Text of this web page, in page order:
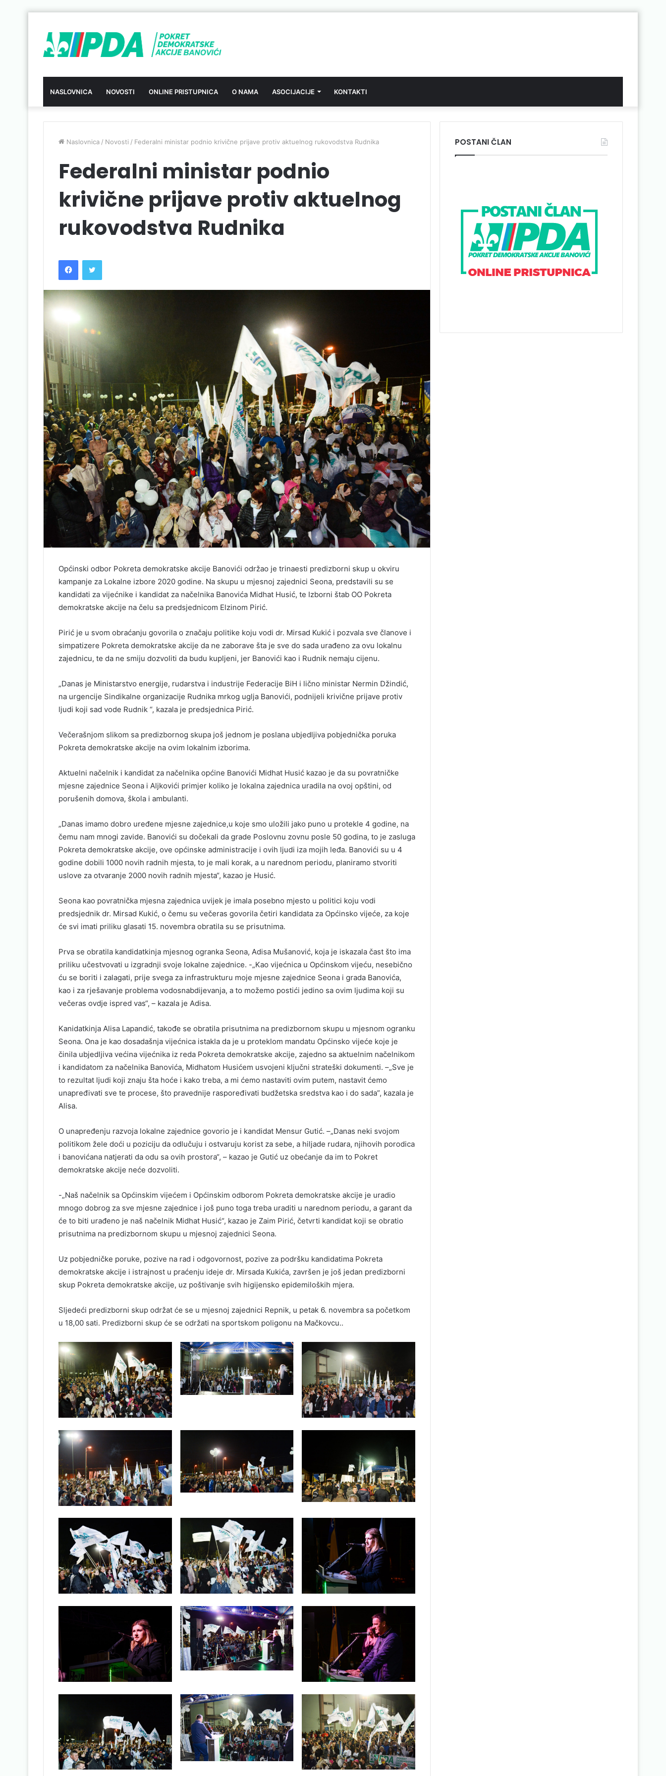
NASLOVNICA NOVOSTI ONLINE PRISTUPNICA O NAMA ASOCIJACIJE KONTAKTI
Naslovnica / Novosti / Federalni ministar podnio krivične prijave protiv aktuelnog rukovodstva Rudnika
Federalni ministar podnio
krivične prijave protiv aktuelnog
rukovodstva Rudnika
Općinski odbor Pokreta demokratske akcije Banovići održao je trinaesti predizborni skup u okviru
kampanje za Lokalne izbore 2020 godine. Na skupu u mjesnoj zajednici Seona, predstavili su se
kandidati za vijećnike i kandidat za načelnika Banovića Midhat Husić, te Izborni štab OO Pokreta
demokratske akcije na čelu sa predsjednicom Elzinom Pirić.
Pirić je u svom obraćanju govorila o značaju politike koju vodi dr. Mirsad Kukić i pozvala sve članove i
simpatizere Pokreta demokratske akcije da ne zaborave šta je sve do sada urađeno za ovu lokalnu
zajednicu, te da ne smiju dozvoliti da budu kupljeni, jer Banovići kao i Rudnik nemaju cijenu.
„Danas je Ministarstvo energije, rudarstva i industrije Federacije BiH i lično ministar Nermin Džindić,
na urgencije Sindikalne organizacije Rudnika mrkog uglja Banovići, podnijeli krivične prijave protiv
ljudi koji sad vode Rudnik “, kazala je predsjednica Pirić.
Večerašnjom slikom sa predizbornog skupa još jednom je poslana ubjedljiva pobjednička poruka
Pokreta demokratske akcije na ovim lokalnim izborima.
Aktuelni načelnik i kandidat za načelnika općine Banovići Midhat Husić kazao je da su povratničke
mjesne zajednice Seona i Aljkovići primjer koliko je lokalna zajednica uradila na ovoj opštini, od
porušenih domova, škola i ambulanti.
„Danas imamo dobro uređene mjesne zajednice,u koje smo uložili jako puno u protekle 4 godine, na
čemu nam mnogi zavide. Banovići su dočekali da grade Poslovnu zovnu posle 50 godina, to je zasluga
Pokreta demokratske akcije, ove općinske administracije i ovih ljudi iza mojih leđa. Banovići su u 4
godine dobili 1000 novih radnih mjesta, to je mali korak, a u narednom periodu, planiramo stvoriti
uslove za otvaranje 2000 novih radnih mjesta“, kazao je Husić.
Seona kao povratnička mjesna zajednica uvijek je imala posebno mjesto u politici koju vodi
predsjednik dr. Mirsad Kukić, o čemu su večeras govorila četiri kandidata za Općinsko vijeće, za koje
će svi imati priliku glasati 15. novembra obratila su se prisutnima.
Prva se obratila kandidatkinja mjesnog ogranka Seona, Adisa Mušanović, koja je iskazala čast što ima
priliku učestvovati u izgradnji svoje lokalne zajednice. -„Kao vijećnica u Općinskom vijeću, nesebično
ću se boriti i zalagati, prije svega za infrastrukturu moje mjesne zajednice Seona i grada Banovića,
kao i za rješavanje problema vodosnabdijevanja, a to možemo postići jedino sa ovim ljudima koji su
večeras ovdje ispred vas“, – kazala je Adisa.
Kanidatkinja Alisa Lapandić, takođe se obratila prisutnima na predizbornom skupu u mjesnom ogranku
Seona. Ona je kao dosadašnja vijećnica istakla da je u proteklom mandatu Općinsko vijeće koje je
činila ubjedljiva većina vijećnika iz reda Pokreta demokratske akcije, zajedno sa aktuelnim načelnikom
i kandidatom za načelnika Banovića, Midhatom Husićem usvojeni ključni strateški dokumenti. –„Sve je
to rezultat ljudi koji znaju šta hoće i kako treba, a mi ćemo nastaviti ovim putem, nastavit ćemo
unapređivati sve te procese, što pravednije raspoređivati budžetska sredstva kao i do sada”, kazala je
Alisa.
O unapređenju razvoja lokalne zajednice govorio je i kandidat Mensur Gutić. –„Danas neki svojom
politikom žele doći u poziciju da odlučuju i ostvaruju korist za sebe, a hiljade rudara, njihovih porodica
i banovićana natjerati da odu sa ovih prostora“, – kazao je Gutić uz obećanje da im to Pokret
demokratske akcije neće dozvoliti.
-„Naš načelnik sa Općinskim vijećem i Općinskim odborom Pokreta demokratske akcije je uradio
mnogo dobrog za sve mjesne zajednice i još puno toga treba uraditi u narednom periodu, a garant da
će to biti urađeno je naš načelnik Midhat Husić“, kazao je Zaim Pirić, četvrti kandidat koji se obratio
prisutnima na predizbornom skupu u mjesnoj zajednici Seona.
Uz pobjedničke poruke, pozive na rad i odgovornost, pozive za podršku kandidatima Pokreta
demokratske akcije i istrajnost u praćenju ideje dr. Mirsada Kukića, završen je još jedan predizborni
skup Pokreta demokratske akcije, uz poštivanje svih higijensko epidemiloških mjera.
Sljedeći predizborni skup održat će se u mjesnoj zajednici Repnik, u petak 6. novembra sa početkom
u 18,00 sati. Predizborni skup će se održati na sportskom poligonu na Mačkovcu..
POSTANI ČLAN